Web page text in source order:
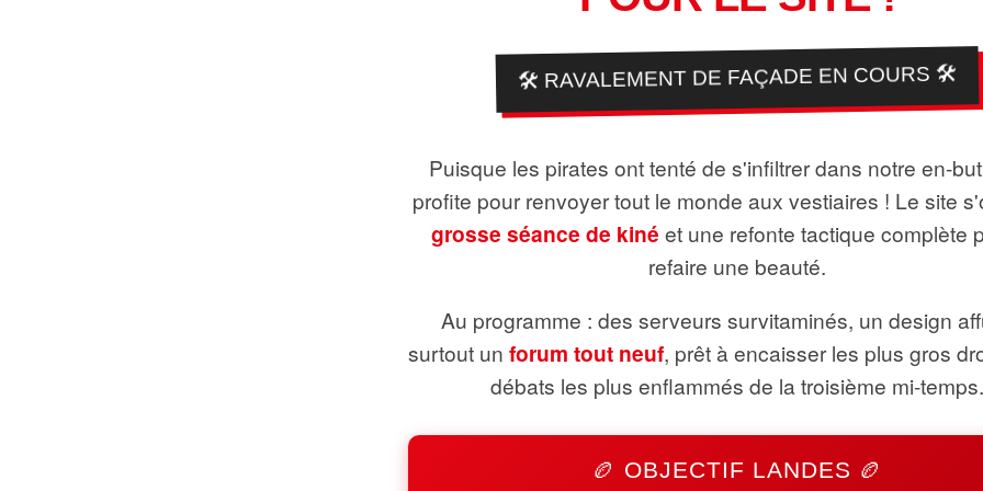
🛠️ RAVALEMENT DE FAÇADE EN COURS 🛠️
Puisque les pirates ont tenté de s'infiltrer dans notre en-
profite pour renvoyer tout le monde aux vestiaires ! Le site
grosse séance de kiné et une refonte tactique complète
refaire une beauté.
Au programme : des serveurs survitaminés, un design
surtout un forum tout neuf, prêt à encaisser les plus gros
débats les plus enflammés de la troisième mi-temps.
🏉 OBJECTIF LANDES 🏉